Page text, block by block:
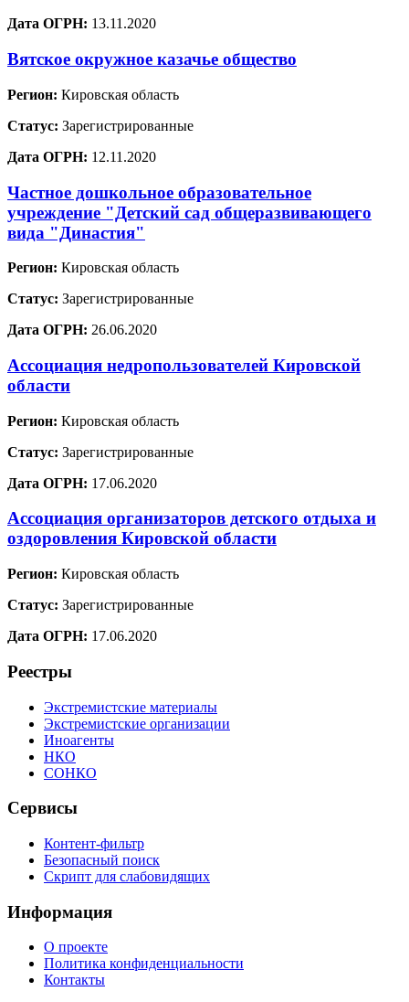
Дата ОГРН: 13.11.2020
Вятское окружное казачье общество
Регион: Кировская область
Статус: Зарегистрированные
Дата ОГРН: 12.11.2020
Частное дошкольное образовательное
учреждение "Детский сад общеразвивающего
вида "Династия"
Регион: Кировская область
Статус: Зарегистрированные
Дата ОГРН: 26.06.2020
Ассоциация недропользователей Кировской
области
Регион: Кировская область
Статус: Зарегистрированные
Дата ОГРН: 17.06.2020
Ассоциация организаторов детского отдыха и
оздоровления Кировской области
Регион: Кировская область
Статус: Зарегистрированные
Дата ОГРН: 17.06.2020
Реестры
Экстремистские материалы
Экстремистские организации
Иноагенты
НКО
СОНКО
Сервисы
Контент-фильтр
Безопасный поиск
Скрипт для слабовидящих
Информация
О проекте
Политика конфиденциальности
Контакты